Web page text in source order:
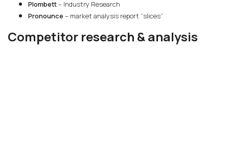
Plombett– Industry Research
Pronounce – market analysis report “slices”
Competitor research & analysis